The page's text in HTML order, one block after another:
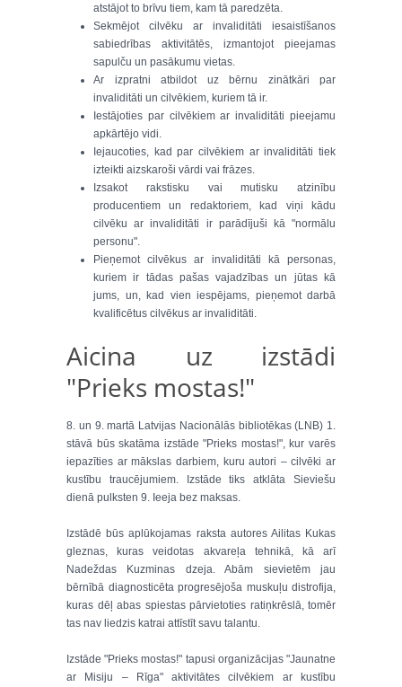
atstājot to brīvu tiem, kam tā paredzēta.
Sekmējot cilvēku ar invaliditāti iesaistīšanos
sabiedrības aktivitātēs, izmantojot pieejamas
sapulču un pasākumu vietas.
Ar izpratni atbildot uz bērnu zinātkāri par
invaliditāti un cilvēkiem, kuriem tā ir.
Iestājoties par cilvēkiem ar invaliditāti pieejamu
apkārtējo vidi.
Iejaucoties, kad par cilvēkiem ar invaliditāti tiek
izteikti aizskaroši vārdi vai frāzes.
Izsakot rakstisku vai mutisku atzinību
producentiem un redaktoriem, kad viņi kādu
cilvēku ar invaliditāti ir parādījuši kā "normālu
personu".
Pieņemot cilvēkus ar invaliditāti kā personas,
kuriem ir tādas pašas vajadzības un jūtas kā
jums, un, kad vien iespējams, pieņemot darbā
kvalificētus cilvēkus ar invaliditāti.
Aicina uz izstādi
"Prieks mostas!"
8. un 9. martā Latvijas Nacionālās bibliotēkas (LNB) 1.
stāvā būs skatāma izstāde "Prieks mostas!", kur varēs
iepazīties ar mākslas darbiem, kuru autori – cilvēki ar
kustību traucējumiem. Izstāde tiks atklāta Sieviešu
dienā pulksten 9. Ieeja bez maksas.
Izstādē būs aplūkojamas raksta autores Ailitas Kukas
gleznas, kuras veidotas akvareļa tehnikā, kā arī
Nadeždas Kuzminas dzeja. Abām sievietēm jau
bērnībā diagnosticēta progresējoša muskuļu distrofija,
kuras dēļ abas spiestas pārvietoties ratiņkrēslā, tomēr
tas nav liedzis katrai attīstīt savu talantu.
Izstāde "Prieks mostas!" tapusi organizācijas "Jaunatne
ar Misiju – Rīga" aktivitātes cilvēkiem ar kustību